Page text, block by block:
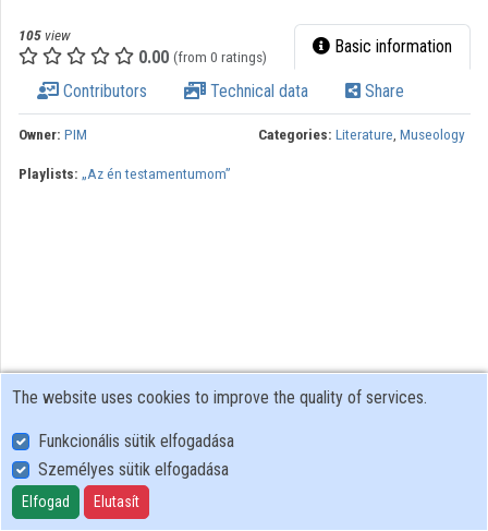
105 view
0.00 (from 0 ratings) Basic information
Contributors Technical data Share
Owner: PIM Categories: Literature, Museology
Playlists: „Az én testamentumom”
User Policy
Adatkezelési tájékoztató (en)
Cookie Policy
The website uses cookies to improve the quality of services.
Funkcionális sütik elfogadása
Személyes sütik elfogadása
Elfogad Elutasít